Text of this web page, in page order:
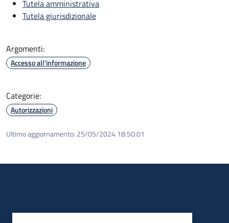
Tutela amministrativa
Tutela giurisdizionale
Argomenti:
Accesso all'informazione
Categorie:
Autorizzazioni
Ultimo aggiornamento: 25/05/2024 18:50.01